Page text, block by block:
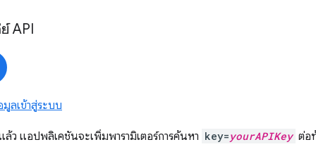
API
ลเข้าสู่ระบบ
ว แอปพลิเคชันจะเพิ่มพารามิเตอร์การค้นหา key=yourAPIKey ต่อ